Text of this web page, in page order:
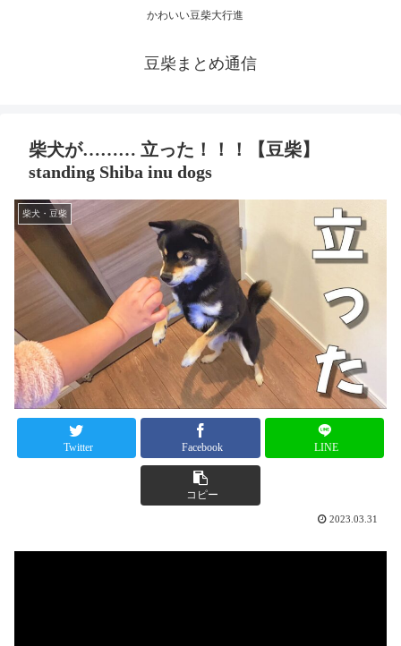
かわいい豆柴大行進
豆柴まとめ通信
柴犬が……… 立った！！！【豆柴】
standing Shiba inu dogs
柴犬・豆柴
Twitter Facebook LINE
コピー
2023.03.31